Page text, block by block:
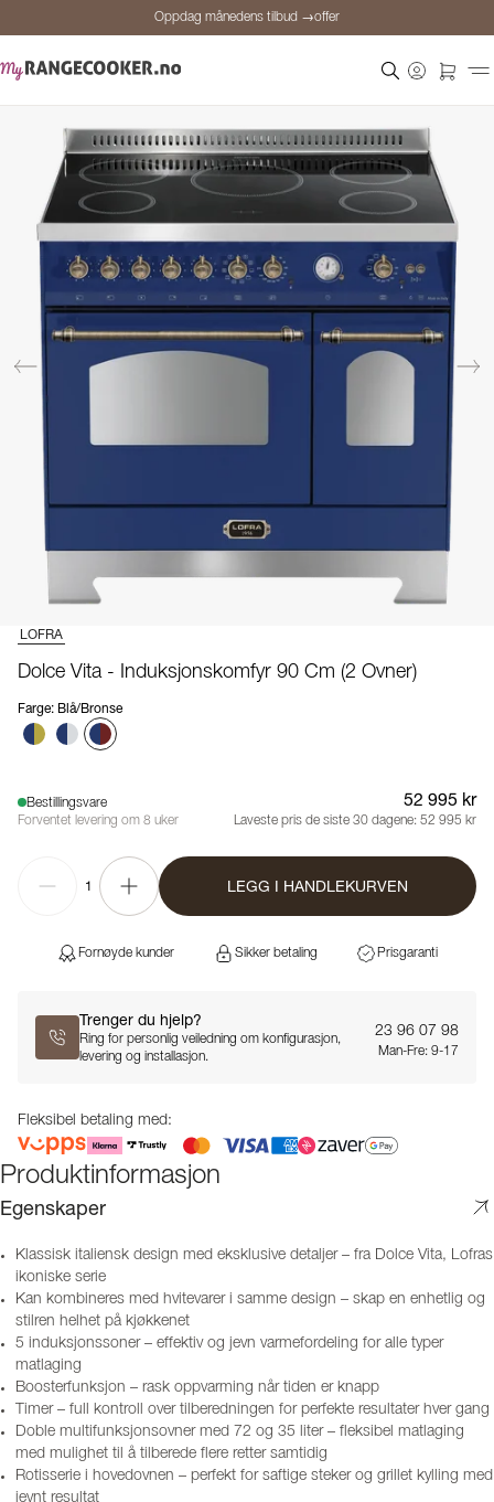
Oppdag månedens tilbud →offer
Personlig rådgivning
Oppdag månedens tilbud →offer
LOFRA
Dolce Vita - Induksjonskomfyr 90 Cm (2 Ovner)
Farge: Blå/Bronse
Bestillingsvare
Forventet levering om 8 uker
52 995 kr
Laveste pris de siste 30 dagene: 52 995 kr
1 LEGG I HANDLEKURVEN
Fornøyde kunder Sikker betaling Prisgaranti
Trenger du hjelp?
Ring for personlig veiledning om konfigurasjon,
levering og installasjon.
23 96 07 98
Man-Fre: 9-17
Fleksibel betaling med:
Produktinformasjon
Egenskaper
Klassisk italiensk design med eksklusive detaljer – fra Dolce Vita, Lofras
ikoniske serie
Kan kombineres med hvitevarer i samme design – skap en enhetlig og
stilren helhet på kjøkkenet
5 induksjonssoner – effektiv og jevn varmefordeling for alle typer
matlaging
Boosterfunksjon – rask oppvarming når tiden er knapp
Timer – full kontroll over tilberedningen for perfekte resultater hver gang
Doble multifunksjonsovner med 72 og 35 liter – fleksibel matlaging
med mulighet til å tilberede flere retter samtidig
Rotisserie i hovedovnen – perfekt for saftige steker og grillet kylling med
jevnt resultat